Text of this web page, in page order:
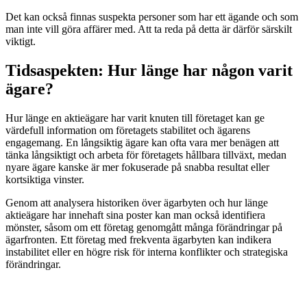
Det kan också finnas suspekta personer som har ett ägande och som
man inte vill göra affärer med. Att ta reda på detta är därför särskilt
viktigt.
Tidsaspekten: Hur länge har någon varit
ägare?
Hur länge en aktieägare har varit knuten till företaget kan ge
värdefull information om företagets stabilitet och ägarens
engagemang. En långsiktig ägare kan ofta vara mer benägen att
tänka långsiktigt och arbeta för företagets hållbara tillväxt, medan
nyare ägare kanske är mer fokuserade på snabba resultat eller
kortsiktiga vinster.
Genom att analysera historiken över ägarbyten och hur länge
aktieägare har innehaft sina poster kan man också identifiera
mönster, såsom om ett företag genomgått många förändringar på
ägarfronten. Ett företag med frekventa ägarbyten kan indikera
instabilitet eller en högre risk för interna konflikter och strategiska
förändringar.